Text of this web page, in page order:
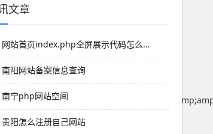
文章
网站首页index.php全屏展示代码怎么…
南阳网站备案信息查询
南宁php网站空间
贵阳怎么注册自己网站